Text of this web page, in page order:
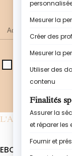
d'Atelier de
utilisées
confidentialité
L'ATELIER DE
EBOOKS